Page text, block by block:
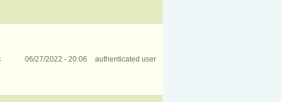
06/27/2022 - 20:06 authenticated user